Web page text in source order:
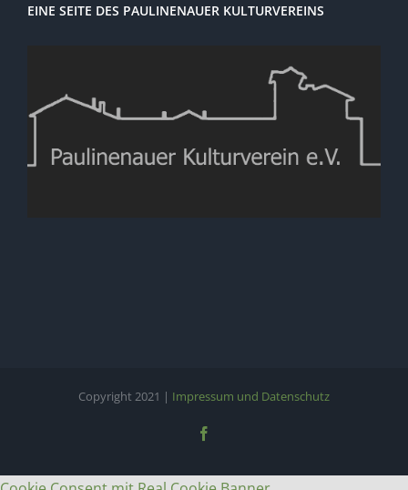
EINE SEITE DES PAULINENAUER KULTURVEREINS
Copyright 2021 | Impressum und Datenschutz